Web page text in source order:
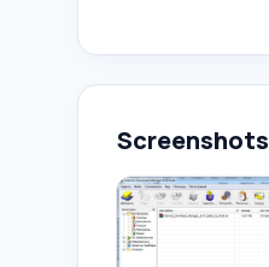
Screenshots